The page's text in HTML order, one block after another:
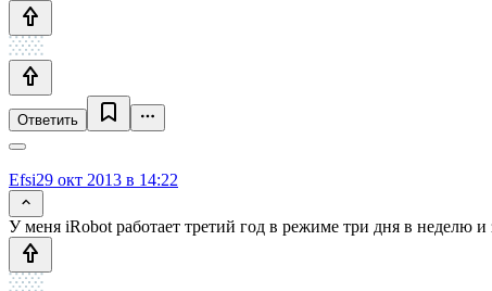
Ответить
Efsi29 окт 2013 в 14:22
У меня iRobot работает третий год в режиме три дня в неделю